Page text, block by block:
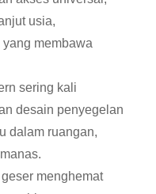
usia,
membawa
sering kali
desain penyegelan
dalam ruangan,
menghemat